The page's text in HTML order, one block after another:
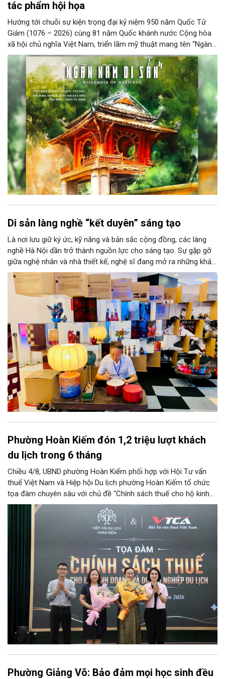
tác phẩm hội họa
Hướng tới chuỗi sự kiện trọng đại kỷ niệm 950 năm Quốc Tử
Giám (1076 – 2026) cùng 81 năm Quốc khánh nước Cộng hòa
xã hội chủ nghĩa Việt Nam, triển lãm mỹ thuật mang tên “Ngàn
năm di sản” sẽ chính thức khai mạc vào ngày 8/8 tại Nhà Thái
Học, Di tích Quốc gia đặc biệt Văn Miếu – Quốc Tử Giám. Sự
kiện kéo dài đến ngày 25/9/2026 hứa hẹn trở thành điểm đến
văn hóa đầy sức hút, góp phần làm phong phú đời sống nghệ
thuật của Thủ đô trong mùa thu này.
Di sản làng nghề “kết duyên” sáng tạo
Là nơi lưu giữ ký ức, kỹ năng và bản sắc cộng đồng, các làng
nghề Hà Nội dần trở thành nguồn lực cho sáng tạo. Sự gặp gỡ
giữa nghệ nhân và nhà thiết kế, nghệ sĩ đang mở ra những khả
năng phát triển mới cho thủ công đương đại trên nền tảng di
sản. Từ những cuộc “kết duyên” đầy cảm hứng ấy, Hà Nội đang
khơi thông mạch ngầm của hệ sinh thái thủ công, biến vốn cổ
thành động lực bền vững cho tương lai.
Phường Hoàn Kiếm đón 1,2 triệu lượt khách
du lịch trong 6 tháng
Chiều 4/8, UBND phường Hoàn Kiếm phối hợp với Hội Tư vấn
thuế Việt Nam và Hiệp hội Du lịch phường Hoàn Kiếm tổ chức
tọa đàm chuyên sâu với chủ đề "Chính sách thuế cho hộ kinh
doanh và doanh nghiệp du lịch".
Phường Giảng Võ: Bảo đảm mọi học sinh đều